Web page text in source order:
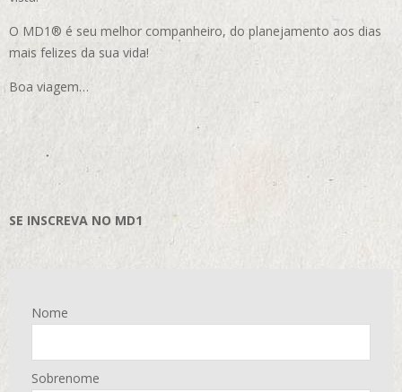
O MD1® é seu melhor companheiro, do planejamento aos dias
mais felizes da sua vida!
Boa viagem…
SE INSCREVA NO MD1
Nome
Sobrenome